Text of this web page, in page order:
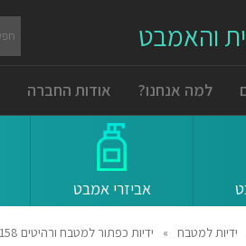
והאמבט
למה אנחנו? אודות החברה
אביזרי אמבט
ידיות למטבח » ידיות כפתור למטבח ורהיטים 03158 – 54 מ"מ כסף אורינטלי M47 Alhambra